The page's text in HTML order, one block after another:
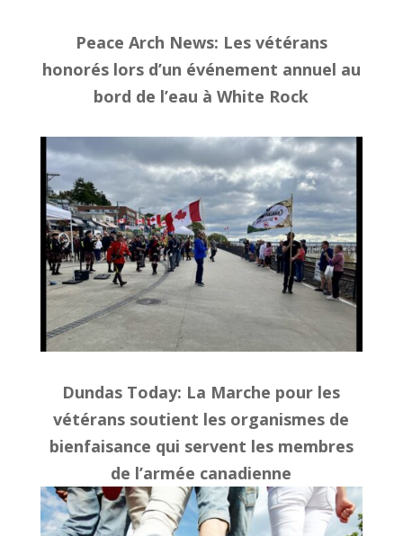
Peace Arch News: Les vétérans
honorés lors d’un événement annuel au
bord de l’eau à White Rock
Dundas Today: La Marche pour les
vétérans soutient les organismes de
bienfaisance qui servent les membres
de l’armée canadienne